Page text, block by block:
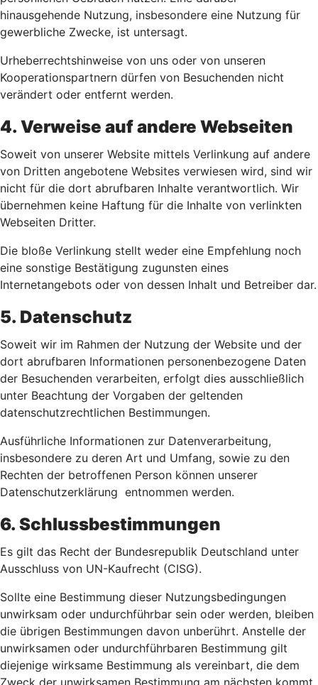
hinausgehende Nutzung, insbesondere eine Nutzung für
gewerbliche Zwecke, ist untersagt.
Urheberrechtshinweise von uns oder von unseren
Kooperationspartnern dürfen von Besuchenden nicht
verändert oder entfernt werden.
4. Verweise auf andere Webseiten
Soweit von unserer Website mittels Verlinkung auf andere
von Dritten angebotene Websites verwiesen wird, sind wir
nicht für die dort abrufbaren Inhalte verantwortlich. Wir
übernehmen keine Haftung für die Inhalte von verlinkten
Webseiten Dritter.
Die bloße Verlinkung stellt weder eine Empfehlung noch
eine sonstige Bestätigung zugunsten eines
Internetangebots oder von dessen Inhalt und Betreiber dar.
5. Datenschutz
Soweit wir im Rahmen der Nutzung der Website und der
dort abrufbaren Informationen personenbezogene Daten
der Besuchenden verarbeiten, erfolgt dies ausschließlich
unter Beachtung der Vorgaben der geltenden
datenschutzrechtlichen Bestimmungen.
Ausführliche Informationen zur Datenverarbeitung,
insbesondere zu deren Art und Umfang, sowie zu den
Rechten der betroffenen Person können unserer
Datenschutzerklärung entnommen werden.
6. Schlussbestimmungen
Es gilt das Recht der Bundesrepublik Deutschland unter
Ausschluss von UN-Kaufrecht (CISG).
Sollte eine Bestimmung dieser Nutzungsbedingungen
unwirksam oder undurchführbar sein oder werden, bleiben
die übrigen Bestimmungen davon unberührt. Anstelle der
unwirksamen oder undurchführbaren Bestimmung gilt
diejenige wirksame Bestimmung als vereinbart, die dem
Zweck der unwirksamen Bestimmung am nächsten kommt.